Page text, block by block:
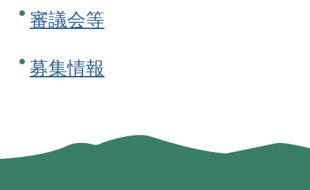
審議会等
募集情報